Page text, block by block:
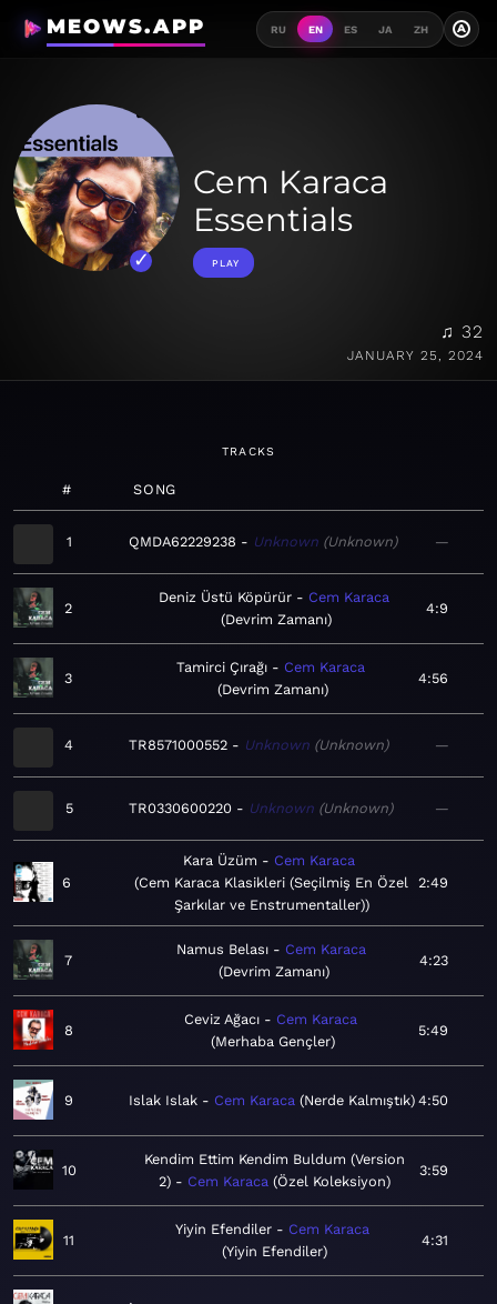
MEOWS.APP RU EN ES JA ZH A
Cem Karaca
Essentials
PLAY
♫ 32
JANUARY 25, 2024
TRACKS
# SONG
1 QMDA62229238 Unknown Unknown —
2
Deniz Üstü Köpürür
Cem Karaca
Devrim Zamanı
4:9
3
Tamirci Çırağı
Cem Karaca
Devrim Zamanı
4:56
4 TR8571000552 Unknown Unknown —
5 TR0330600220 Unknown Unknown —
6
Kara Üzüm
Cem Karaca
Cem Karaca Klasikleri (Seçilmiş En Özel
Şarkılar ve Enstrumentaller)
2:49
7
Namus Belası
Cem Karaca
Devrim Zamanı
4:23
8
Ceviz Ağacı
Cem Karaca
Merhaba Gençler
5:49
9 Islak Islak Cem Karaca Nerde Kalmıştık 4:50
10
Kendim Ettim Kendim Buldum (Version
2)
Cem Karaca Özel Koleksiyon
3:59
11
Yiyin Efendiler
Cem Karaca
Yiyin Efendiler
4:31